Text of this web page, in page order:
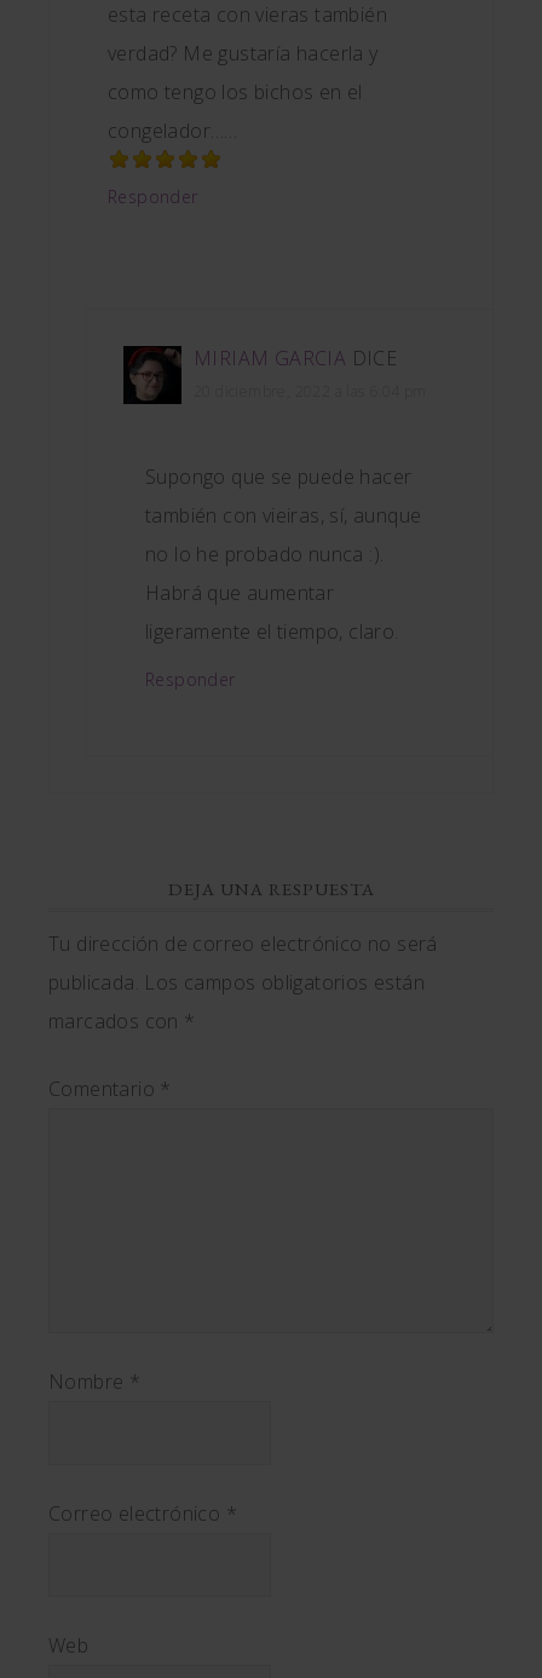
esta receta con vieras también
verdad? Me gustaría hacerla y
como tengo los bichos en el
congelador……
Responder
MIRIAM GARCIA DICE
Supongo que se puede hacer
también con vieiras, sí, aunque
no lo he probado nunca :).
Habrá que aumentar
ligeramente el tiempo, claro.
Responder
DEJA UNA RESPUESTA
Tu dirección de correo electrónico no será
publicada. Los campos obligatorios están
marcados con *
Comentario *
Nombre *
Correo electrónico *
Web